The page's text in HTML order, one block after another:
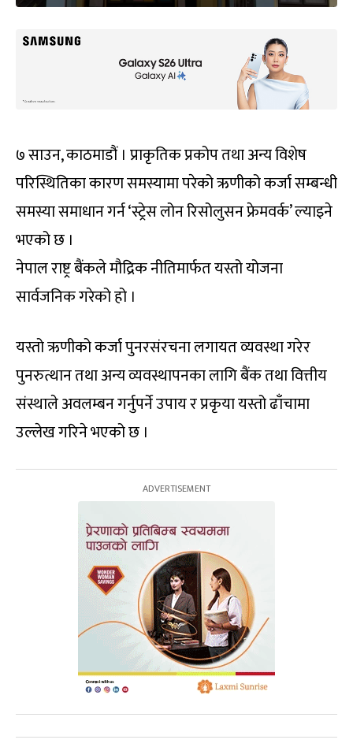
७ साउन, काठमाडौं । प्राकृतिक प्रकोप तथा अन्य विशेष
परिस्थितिका कारण समस्यामा परेको ऋणीको कर्जा सम्बन्धी
समस्या समाधान गर्न ‘स्ट्रेस लोन रिसोलुसन फ्रेमवर्क’ ल्याइने
भएको छ ।
नेपाल राष्ट्र बैंकले मौद्रिक नीतिमार्फत यस्तो योजना
सार्वजनिक गरेको हो ।
यस्तो ऋणीको कर्जा पुनरसंरचना लगायत व्यवस्था गरेर
पुनरुत्थान तथा अन्य व्यवस्थापनका लागि बैंक तथा वित्तीय
संस्थाले अवलम्बन गर्नुपर्ने उपाय र प्रकृया यस्तो ढाँचामा
उल्लेख गरिने भएको छ ।